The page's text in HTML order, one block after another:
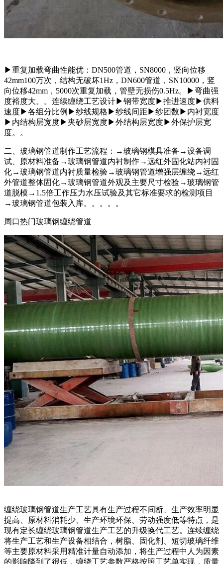
▶重复加载弯曲性能优：DN500管道，SN8000，竖向位移
42mm100万次，结构无破坏1Hz，DN600管道，SN10000，竖
向位移42mm，5000次重复加载，管壁无损伤0.5Hz。▶弯曲强
度裕度大。。连续缠绕工艺设计▶钢带宽度▶推进速度▶供料
速度▶各组分比例▶纱线规格▶纱线间距▶纱团数▶内衬宽度
▶内结构层宽度▶夹砂层宽度▶外结构层宽度▶外保护层宽
度。。
二、玻璃钢管道制作工艺流程：→玻璃钢模具准备→设备调
试、原材料准备→玻璃钢管道内衬制作→远红外固化站内衬固
化→玻璃钢管道内衬质量检验→玻璃钢管道增强层缠绕→远红
外管道整体固化→玻璃钢管道外观及主要尺寸检验→玻璃钢管
道脱模→1.5倍工作压力水压试验及其它标准要求的检测项目
→玻璃钢管道包装入库。。。。。
周口热门玻璃钢缠绕管道
缠绕玻璃钢管道生产工艺具有生产过程不间断、生产效率明显
提高、原材料消耗少、生产环境环保、劳动强度低等特点，是
现有定长缠绕玻璃钢管道生产工艺的升级换代工艺。连续缠绕
将生产工艺和生产设备相结合，树脂、固化剂、短切玻璃纤维
等主要原材料采用精准计量自动添加，将生产过程中人为因素
的影响降到了很低，缠绕工艺参数严格按照工艺单实现，质量